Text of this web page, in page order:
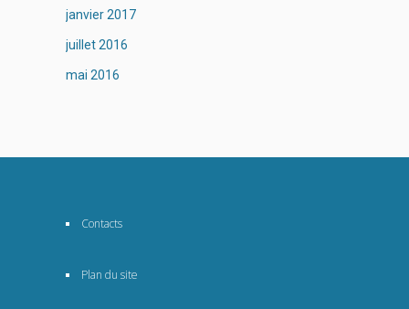
janvier 2017
juillet 2016
mai 2016
Contacts
Plan du site